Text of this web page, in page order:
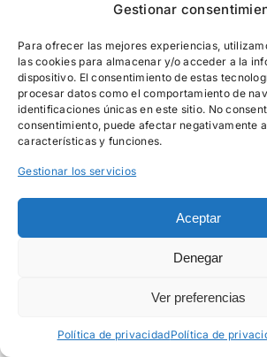
Gestionar
Para ofrecer las mejores experiencias,
las cookies para almacenar y/o acceder a la
dispositivo. El consentimiento de estas
procesar datos como el comportamiento de
identificaciones únicas en este sitio. No
consentimiento, puede afectar negativamente
características y funciones.
Gestionar los servicios
Aceptar
Denegar
Ver preferencias
Política de privacidadPolítica de
¿Necesitas